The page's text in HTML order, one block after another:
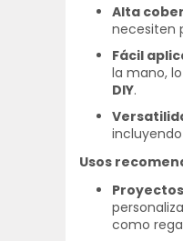
Alta
necesiten
Fácil
la mano,
DIY.
incluyendo
Usos
como